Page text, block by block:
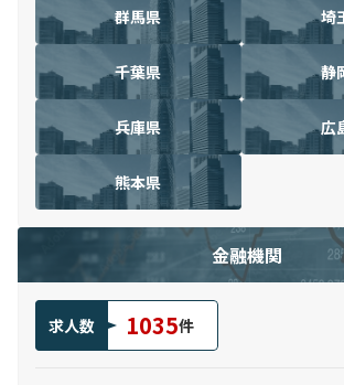
群馬県 埼
千葉県 静
兵庫県 広
熊本県
金融機関
求人数 1035件